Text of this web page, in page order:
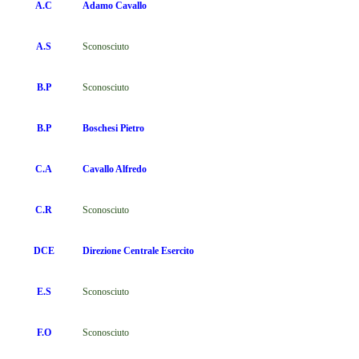
A.C Adamo Cavallo
A.S Sconosciuto
B.P Sconosciuto
B.P Boschesi Pietro
C.A CavalloAlfredo
C.R Sconosciuto
DCE Direzione Centrale Esercito
E.S Sconosciuto
F.O Sconosciuto